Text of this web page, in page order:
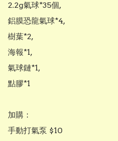
2.2g氣球*35個,
鋁膜恐龍氣球*4,
樹葉*2,
海報*1,
氣球鏈*1,
點膠*1
加購：
手動打氣泵 $10